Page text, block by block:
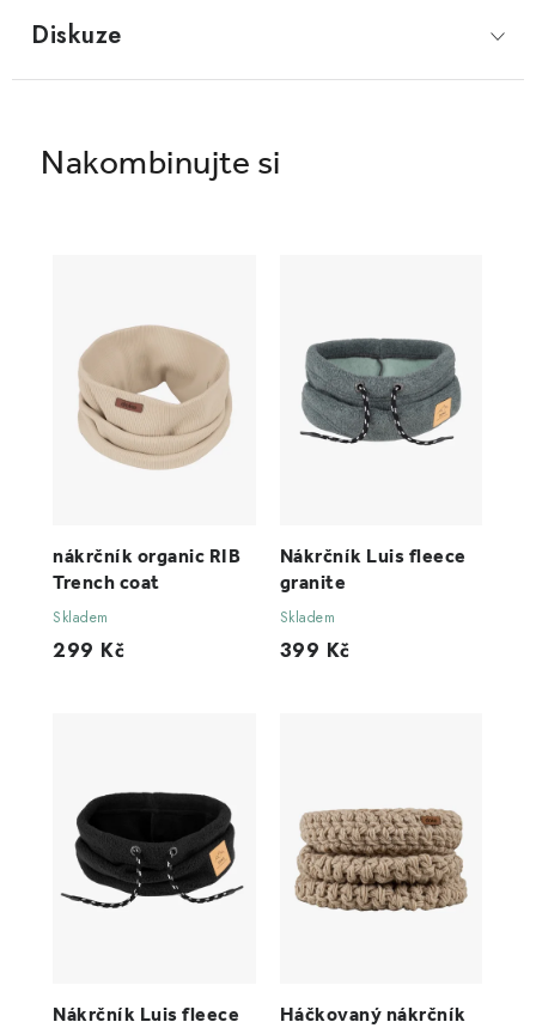
Diskuze
nákrčník organic RIB
Trench coat
Skladem
299 Kč
Nákrčník Luis fleece
granite
Skladem
399 Kč
Nákrčník Luis fleece
Háčkovaný nákrčník